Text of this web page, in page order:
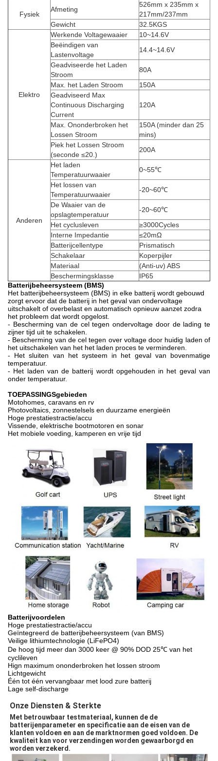
Fysiek
Afmeting
526mm x 235mm x
217mm/237mm
Gewicht
32.5KGS
Elektro
Werkende Voltagewaaier
10~14.6V
Beëindigen van
Lastenvoltage
14.4~14.6V
Geadviseerde het Laden
Stroom
80A
Max. het Laden Stroom
150A
Geadviseerd Max
Continuous Discharging
Current
120A
Max. Ononderbroken het
Lossen Stroom
150A(minder dan 25
mins)
Piek het Lossen Stroom
(seconde ≤20.)
200A
Anderen
Het laden
Temperatuurwaaier
0~55℃
Het lossen van
Temperatuurwaaier
-20~60℃
De Waaier van de
opslagtemperatuur
-20~60℃
Het cyclusleven
≥3000Cycles
Interne Impedantie
≤20mΩ
Batterijcellentype
Prismatisch
Schakelaar
Koperpijler
Materiaal
(Anti-uv) ABS
Beschermingsklasse
IP65
Batterijbeheersysteem (BMS)
Het batterijbeheersysteem (BMS) in elke batterij wordt gebouwd
zorgt ervoor dat de batterij in het geval van ondervoltage
uitschakelt of overbelast en automatisch opnieuw aanzet zodra
het probleem dat wordt opgelost.
- Bescherming van de cel tegen ondervoltage door de lading te
zijner tijd uit te schakelen.
- Bescherming van de cel tegen over voltage door huidig laden of
het uitschakelen van het het laden proces te verminderen.
- Het sluiten van het systeem in het geval van bovenmatige
temperatuur.
- Het laden van de batterij wordt opgehouden in het geval van
onder temperatuur.
TOEPASSINGSgebieden
Motohomes, caravans en rv
Photovoltaics, zonnestelsels en duurzame energieën
Hoge prestatiestractie/accu
Vissende, elektrische bootmotoren en sonar
Het mobiele voeding, kamperen en vrije tijd
Batterijvoordelen
Hoge prestatiestractie/accu
Geïntegreerd de batterijbeheersysteem (van BMS)
Veilige lithiumtechnologie (LiFePO4)
De hoog tijd meer dan 3000 keer @ 90% DOD 25℃ van het
cyclileven
Hign maximum ononderbroken het lossen stroom
Lichtgewicht
Één tot één vervangbaar met lood zure batterij
Lage self-discharge
Onze Diensten & Sterkte
Met betrouwbaar testmateriaal, kunnen de de
batterijenparameter en specificatie aan de eisen van de
klanten voldoen en aan de marktnormen goed voldoen. De
kwaliteit kan voor verzendingen worden gewaarborgd en
worden verzekerd.